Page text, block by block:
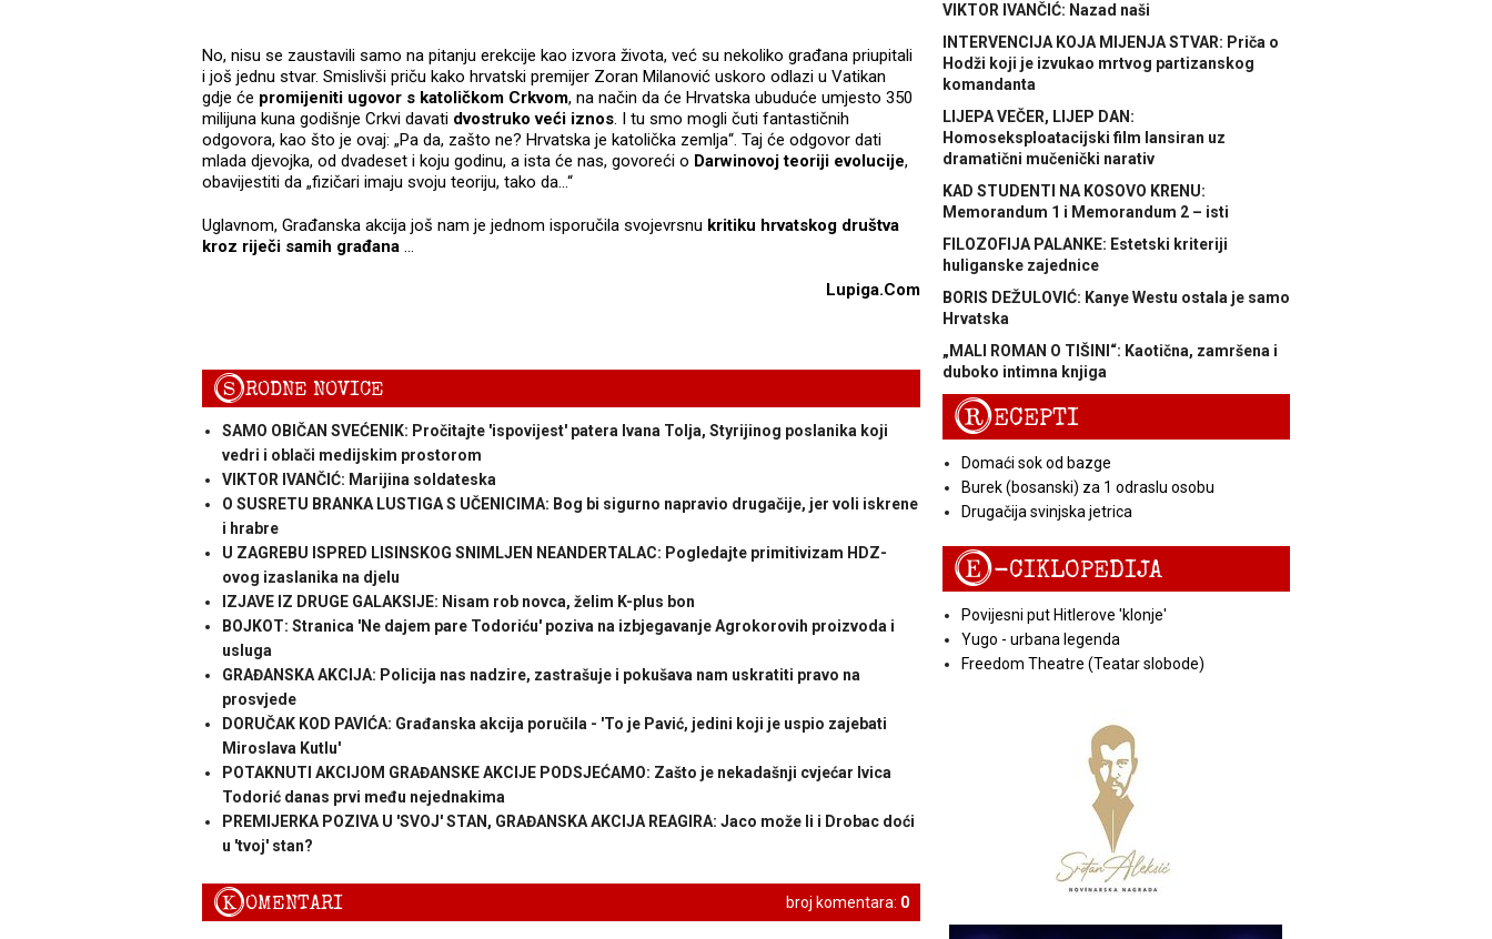
No, nisu se zaustavili samo na pitanju erekcije kao izvora života, već su nekoliko građana priupitali
i još jednu stvar. Smislivši priču kako hrvatski premijer Zoran Milanović uskoro odlazi u Vatikan
gdje će promijeniti ugovor s katoličkom Crkvom, na način da će Hrvatska ubuduće umjesto 350
milijuna kuna godišnje Crkvi davati dvostruko veći iznos. I tu smo mogli čuti fantastičnih
odgovora, kao što je ovaj: „Pa da, zašto ne? Hrvatska je katolička zemlja“. Taj će odgovor dati
mlada djevojka, od dvadeset i koju godinu, a ista će nas, govoreći o Darwinovoj teoriji evolucije,
obavijestiti da „fizičari imaju svoju teoriju, tako da…“
Uglavnom, Građanska akcija još nam je jednom isporučila svojevrsnu kritiku hrvatskog društva
kroz riječi samih građana ...
Lupiga.Com
SRODNE NOVICE
SAMO OBIČAN SVEĆENIK: Pročitajte 'ispovijest' patera Ivana Tolja, Styrijinog poslanika koji
vedri i oblači medijskim prostorom
VIKTOR IVANČIĆ: Marijina soldateska
O SUSRETU BRANKA LUSTIGA S UČENICIMA: Bog bi sigurno napravio drugačije, jer voli iskrene
i hrabre
U ZAGREBU ISPRED LISINSKOG SNIMLJEN NEANDERTALAC: Pogledajte primitivizam HDZ-
ovog izaslanika na djelu
IZJAVE IZ DRUGE GALAKSIJE: Nisam rob novca, želim K-plus bon
BOJKOT: Stranica 'Ne dajem pare Todoriću' poziva na izbjegavanje Agrokorovih proizvoda i
usluga
GRAĐANSKA AKCIJA: Policija nas nadzire, zastrašuje i pokušava nam uskratiti pravo na
prosvjede
DORUČAK KOD PAVIĆA: Građanska akcija poručila - 'To je Pavić, jedini koji je uspio zajebati
Miroslava Kutlu'
POTAKNUTI AKCIJOM GRAĐANSKE AKCIJE PODSJEĆAMO: Zašto je nekadašnji cvjećar Ivica
Todorić danas prvi među nejednakima
PREMIJERKA POZIVA U 'SVOJ' STAN, GRAĐANSKA AKCIJA REAGIRA: Jaco može li i Drobac doći
u 'tvoj' stan?
broj komentara: 0
KOMENTARI
VIKTOR IVANČIĆ: Nazad naši
INTERVENCIJA KOJA MIJENJA STVAR: Priča o
Hodži koji je izvukao mrtvog partizanskog
komandanta
LIJEPA VEČER, LIJEP DAN:
Homoseksploatacijski film lansiran uz
dramatični mučenički narativ
KAD STUDENTI NA KOSOVO KRENU:
Memorandum 1 i Memorandum 2 – isti
FILOZOFIJA PALANKE: Estetski kriteriji
huliganske zajednice
BORIS DEŽULOVIĆ: Kanye Westu ostala je samo
Hrvatska
„MALI ROMAN O TIŠINI“: Kaotična, zamršena i
duboko intimna knjiga
RECEPTI
Domaći sok od bazge
Burek (bosanski) za 1 odraslu osobu
Drugačija svinjska jetrica
E-CIKLOPEDIJA
Povijesni put Hitlerove 'klonje'
Yugo - urbana legenda
Freedom Theatre (Teatar slobode)